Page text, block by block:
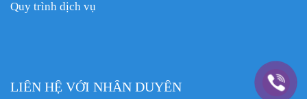
Quy trình dịch vụ
LIÊN HỆ VỚI NHÂN DUYÊN